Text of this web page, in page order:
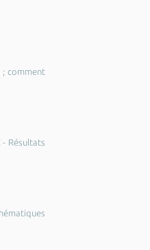
; comment
- Résultats